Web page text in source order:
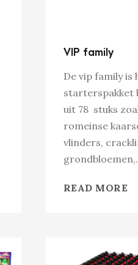
VIP family
De vip family is
starterspakket
uit 78 stuks
romeinse
vlinders,
READ MORE